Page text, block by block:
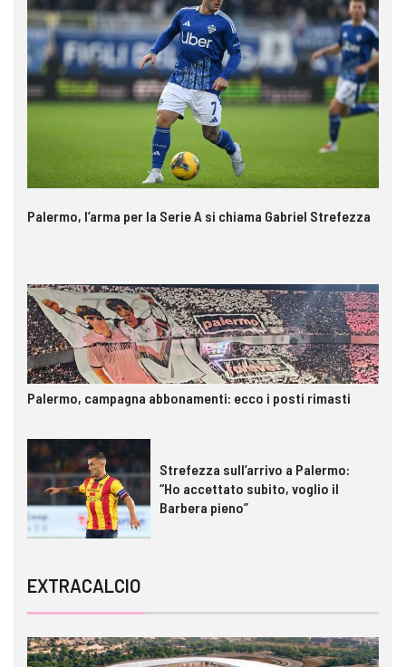
Palermo, l’arma per la Serie A si chiama Gabriel Strefezza
Palermo, campagna abbonamenti: ecco i posti rimasti
Strefezza sull’arrivo a Palermo:
“Ho accettato subito, voglio il
Barbera pieno”
EXTRACALCIO